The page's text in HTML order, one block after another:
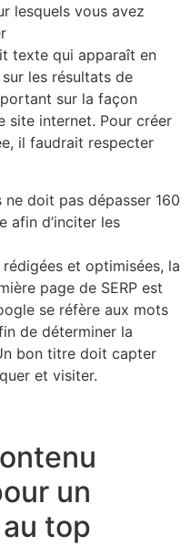
lesquels vous avez
texte qui apparaît en
les résultats de
sur la façon
site internet. Pour créer
il faudrait respecter
doit pas dépasser 160
afin d’inciter les
et optimisées, la
page de SERP est
se réfère aux mots
de déterminer la
bon titre doit capter
et visiter.
un
top